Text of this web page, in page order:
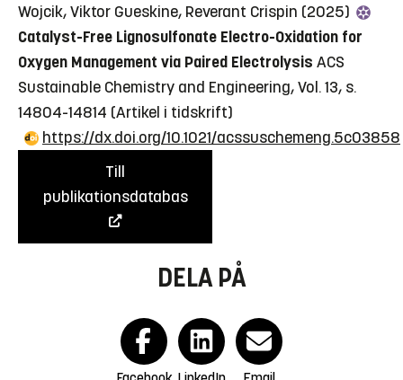
Wojcik, Viktor Gueskine, Reverant Crispin (2025)
Catalyst-Free Lignosulfonate Electro-Oxidation for
Oxygen Management via Paired Electrolysis ACS
Sustainable Chemistry and Engineering, Vol. 13, s.
14804-14814 (Artikel i tidskrift)
https://dx.doi.org/10.1021/acssuschemeng.5c03858
Till
publikationsdatabas
DELA PÅ